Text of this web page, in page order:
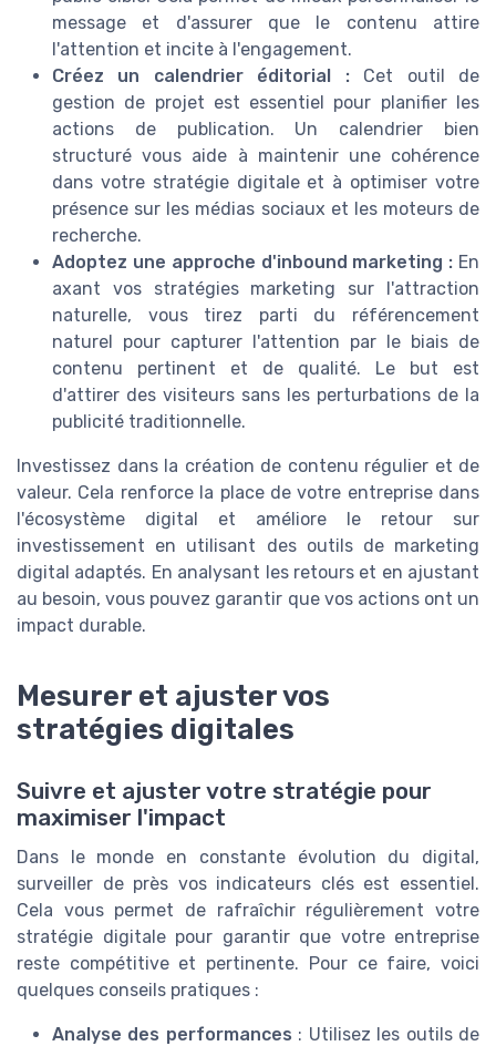
message et d'assurer que le contenu attire
l'attention et incite à l'engagement.
Créez un calendrier éditorial :Cet outil de
gestion de projet est essentiel pour planifier les
actions de publication. Un calendrier bien
structuré vous aide à maintenir une cohérence
dans votre stratégie digitale et à optimiser votre
présence sur les médias sociaux et les moteurs de
recherche.
Adoptez une approche d'inbound marketing : En
axant vos stratégies marketing sur l'attraction
naturelle, vous tirez parti du référencement
naturel pour capturer l'attention par le biais de
contenu pertinent et de qualité. Le but est
d'attirer des visiteurs sans les perturbations de la
publicité traditionnelle.
Investissez dans la création de contenu régulier et de
valeur. Cela renforce la place de votre entreprise dans
l'écosystème digital et améliore le retour sur
investissement en utilisant des outils de marketing
digital adaptés. En analysant les retours et en ajustant
au besoin, vous pouvez garantir que vos actions ont un
impact durable.
Mesurer et ajuster vos
stratégies digitales
Suivre et ajuster votre stratégie pour
maximiser l'impact
Dans le monde en constante évolution du digital,
surveiller de près vos indicateurs clés est essentiel.
Cela vous permet de rafraîchir régulièrement votre
stratégie digitale pour garantir que votre entreprise
reste compétitive et pertinente. Pour ce faire, voici
quelques conseils pratiques :
Analyse des performances : Utilisez les outils de